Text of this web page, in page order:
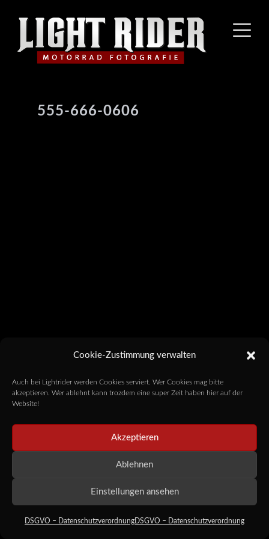
Cookie-Zustimmung verwalten
Auch bei Lightrider werden Cookies serviert. Wer Cookies mag bitte
akzeptieren. Wer ablehnt kann trozdem eine super Zeit haben hier auf der
Website!
Akzeptieren
Ablehnen
Einstellungen ansehen
DSGVO – Datenschutzverordnung DSGVO – Datenschutzverordnung
555-666-0606